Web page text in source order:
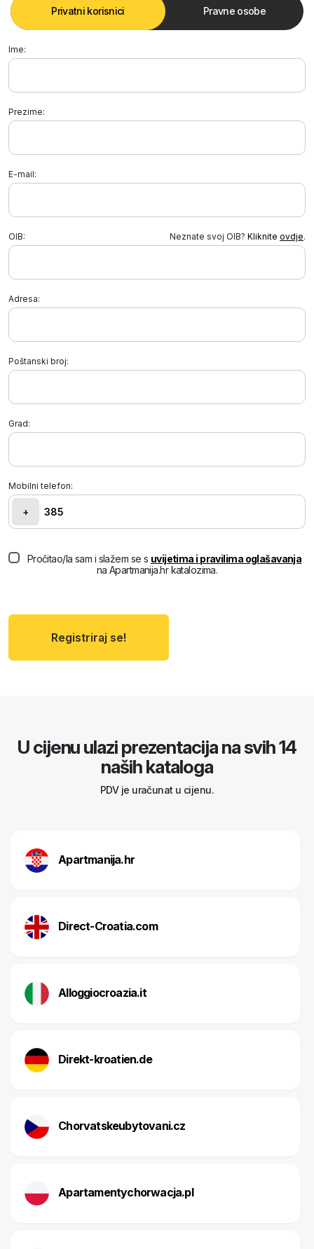
Privatni korisnici Pravne osobe
Ime:
Prezime:
E-mail:
OIB: Neznate svoj OIB? Kliknite ovdje.
Adresa:
Poštanski broj:
Grad:
Mobilni telefon:
+
Pročitao/la sam i slažem se s uvijetima i pravilima oglašavanja
na Apartmanija.hr katalozima.
Registriraj se!
U cijenu ulazi prezentacija na svih 14
naših kataloga
PDV je uračunat u cijenu.
Apartmanija.hr
Direct-Croatia.com
Alloggiocroazia.it
Direkt-kroatien.de
Chorvatskeubytovani.cz
Apartamentychorwacja.pl